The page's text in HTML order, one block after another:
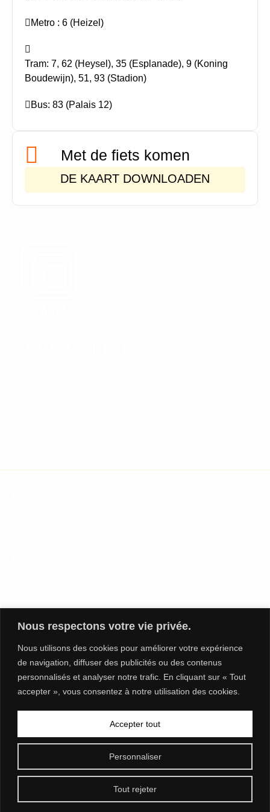
Nous respectons votre vie privée.
Nous utilisons des cookies pour améliorer votre expérience
de navigation, diffuser des publicités ou des contenus
personnalisés et analyser notre trafic. En cliquant sur « Tout
accepter », vous consentez à notre utilisation des cookies.
Personnaliser
Tout rejeter
Accepter tout
Metro : 6 (Heizel)
Tram: 7, 62 (Heysel), 35 (Esplanade), 9 (Koning
Boudewijn), 51, 93 (Stadion)
Bus: 83 (Palais 12)
Met de fiets komen
DE KAART DOWNLOADEN
Toegankelijkheid voor iedereen
OVER ONS
Over ons
Partners
Verloren voorwerpen
Wall of fame
Transparantie
2026 BRUSSELS EXPO. ALLE RECHTEN VOORBEHOUDEN.
DESIGN & DEVELOPMENT / DIGITAL MASTER